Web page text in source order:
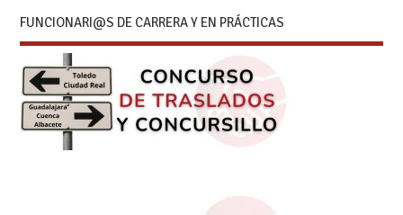
FUNCIONARI@S DE CARRERA Y EN PRÁCTICAS